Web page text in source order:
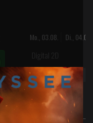
Mo., 03.08. Di., 04.08.
Digital 2D